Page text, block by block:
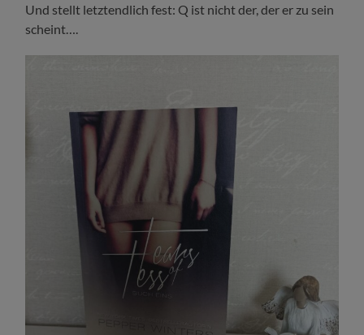
Und stellt letztendlich fest: Q ist nicht der, der er zu sein
scheint….